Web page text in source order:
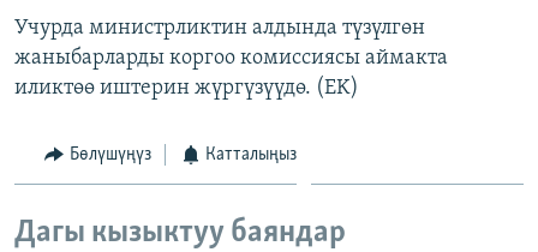
Учурда министрликтин алдында түзүлгөн
жаныбарларды коргоо комиссиясы аймакта
иликтөө иштерин жүргүзүүдө. (EK)
Бөлүшүңүз Катталыңыз
Дагы кызыктуу баяндар